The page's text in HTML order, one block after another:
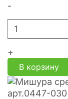
-
+
В корзину